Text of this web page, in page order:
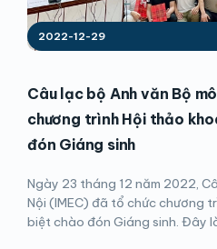
2022-12-29
Câu lạc bộ Anh văn Bộ
chương trình Hội thảo
đón Giáng sinh
Ngày 23 tháng 12 năm 2022,
Nội (IMEC) đã tổ chức chương
biệt chào đón Giáng sinh. Đây